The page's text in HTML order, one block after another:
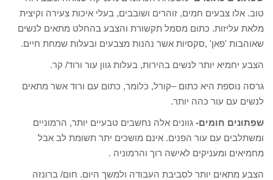
טוב. אלו צבעים חמים, זוהרים ושובבים, בעלי איכות צעירה וקיצית
מלאת עליזות. כתום מסמל תקשורת והצבע בהחלט מתאים לנשים
שאוהבות 'פאן' ,סקסיות אשר נהנות מצבעים ובעלות שמחת חיים.
הצבע יחמיא יותר לנשים בהירות, בעלות גוון עור ורוד/ קר.
גרסה נוספת היא כתום –קורל, כלומר, כתום עם ורוד אשר מתאים
לנשים עם עור כהה יותר.
שפתונים חומים- גוונים אלה נחשבים טבעיים יותר, הרמוניים
ומשתלבים עם עור הפנים. אינם מושכים יתר תשומת לב אבל
מחמיאים ומעניקים לאישה רוך והרמוניה .
הצבע מתאים יותר לסביבת העבודה ולמשך היום. חום/ ברונזה